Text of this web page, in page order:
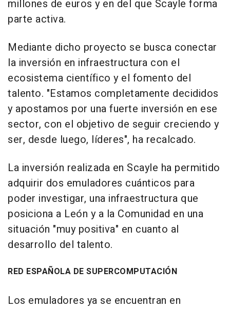
millones de euros y en del que Scayle forma
parte activa.
Mediante dicho proyecto se busca conectar
la inversión en infraestructura con el
ecosistema científico y el fomento del
talento. "Estamos completamente decididos
y apostamos por una fuerte inversión en ese
sector, con el objetivo de seguir creciendo y
ser, desde luego, líderes", ha recalcado.
La inversión realizada en Scayle ha permitido
adquirir dos emuladores cuánticos para
poder investigar, una infraestructura que
posiciona a León y a la Comunidad en una
situación "muy positiva" en cuanto al
desarrollo del talento.
RED ESPAÑOLA DE SUPERCOMPUTACIÓN
Los emuladores ya se encuentran en